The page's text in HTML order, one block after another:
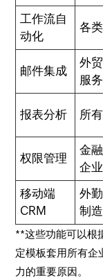
工作流自
动化
各
邮件集成
外
服务
报表分析 所
权限管理
金
企业
移动端
CRM
外
制造
**这些功能可以根
定模板套用所有企
力的重要原因。